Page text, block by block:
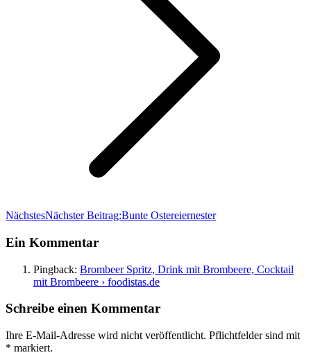
NächstesNächster Beitrag:Bunte Ostereiernester
Ein Kommentar
Pingback: Brombeer Spritz, Drink mit Brombeere, Cocktail
mit Brombeere › foodistas.de
Schreibe einen Kommentar
Ihre E-Mail-Adresse wird nicht veröffentlicht. Pflichtfelder sind mit
* markiert.